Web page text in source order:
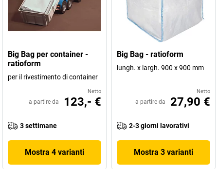
Big Bag per container -
ratioform
per il rivestimento di container
Netto
a partire da 123,- €
3 settimane
Mostra 4 varianti
Big Bag - ratioform
lungh. x largh. 900 x 900 mm
Netto
a partire da 27,90 €
2-3 giorni lavorativi
Mostra 3 varianti